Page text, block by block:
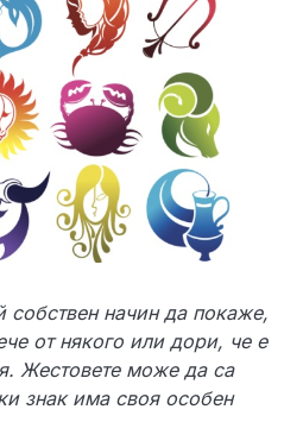
собствен начин да покаже,
от някого или дори, че е
Жестовете може да са
знак има своя особен